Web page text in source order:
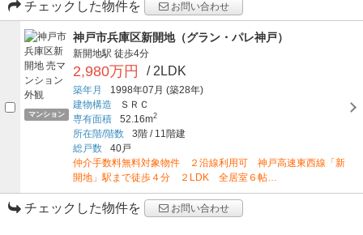
チェックした物件を
お問い合わせ
マンション
神戸市兵庫区新開地（グラン・パレ神戸）
新開地駅 徒歩4分
2,980万円 / 2LDK
築年月 1998年07月 (築28年)
建物構造
ＳＲＣ
専有面積
52.16m2
所在階/階数 3階 /11階建
総戸数
40戸
仲介手数料無料対象物件 ２沿線利用可 神戸高速東西線「新
開地」駅まで徒歩４分 ２LDK 全居室６帖…
チェックした物件を お問い合わせ